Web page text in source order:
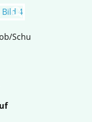
Schu